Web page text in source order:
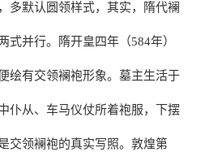
多默认圆领样式，其实，隋代襕
式并行。隋开皇四年（584年）
绘有交领襕袍形象。墓主生活于
仆从、车马仪仗所着袍服，下摆
交领襕袍的真实写照。敦煌第